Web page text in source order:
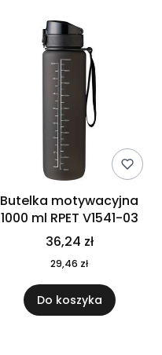
Butelka motywacyjna
1000 ml RPET V1541-03
36,24 zł
29,46 zł
Do koszyka